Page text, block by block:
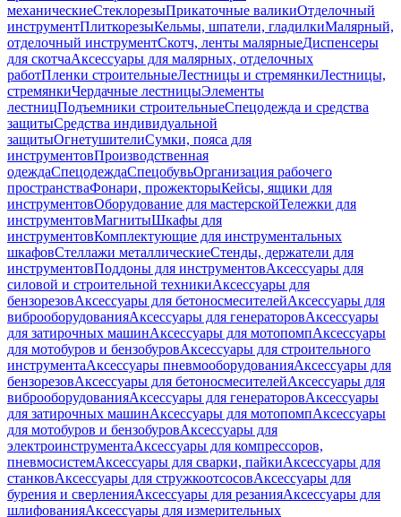
механическиеСтеклорезыПрикаточные валикиОтделочный
инструментПлиткорезыКельмы, шпатели, гладилкиМалярный,
отделочный инструментСкотч, ленты малярныеДиспенсеры
для скотчаАксессуары для малярных, отделочных
работПленки строительныеЛестницы и стремянкиЛестницы,
стремянкиЧердачные лестницыЭлементы
лестницПодъемники строительныеСпецодежда и средства
защитыСредства индивидуальной
защитыОгнетушителиСумки, пояса для
инструментовПроизводственная
одеждаСпецодеждаСпецобувьОрганизация рабочего
пространстваФонари, прожекторыКейсы, ящики для
инструментовОборудование для мастерскойТележки для
инструментовМагнитыШкафы для
инструментовКомплектующие для инструментальных
шкафовСтеллажи металлическиеСтенды, держатели для
инструментовПоддоны для инструментовАксессуары для
силовой и строительной техникиАксессуары для
бензорезовАксессуары для бетоносмесителейАксессуары для
виброоборудованияАксессуары для генераторовАксессуары
для затирочных машинАксессуары для мотопомпАксессуары
для мотобуров и бензобуровАксессуары для строительного
инструментаАксессуары пневмооборудованияАксессуары для
бензорезовАксессуары для бетоносмесителейАксессуары для
виброоборудованияАксессуары для генераторовАксессуары
для затирочных машинАксессуары для мотопомпАксессуары
для мотобуров и бензобуровАксессуары для
электроинструментаАксессуары для компрессоров,
пневмосистемАксессуары для сварки, пайкиАксессуары для
станковАксессуары для стружкоотсосовАксессуары для
бурения и сверленияАксессуары для резанияАксессуары для
шлифованияАксессуары для измерительных